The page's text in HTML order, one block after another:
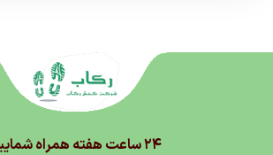
۲۴ ساعت هفته همراه شماییم